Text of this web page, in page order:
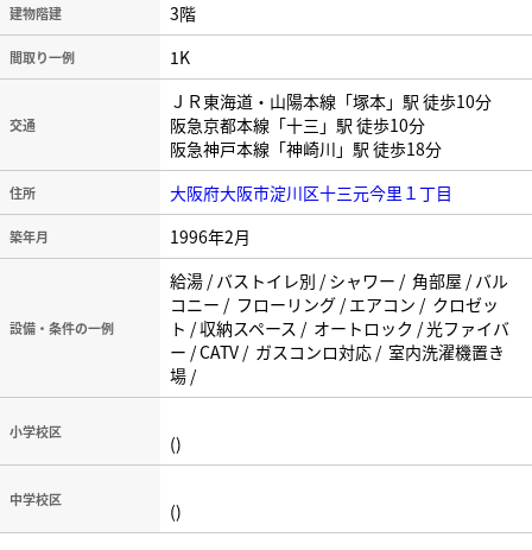
建物階建 3階
間取り一例 1K
交通
ＪＲ東海道・山陽本線「塚本」駅 徒歩10分
阪急京都本線「十三」駅 徒歩10分
阪急神戸本線「神崎川」駅 徒歩18分
住所 大阪府大阪市淀川区十三元今里１丁目
築年月 1996年2月
設備・条件の一例
給湯 / バストイレ別 / シャワー / 角部屋 / バル
コニー / フローリング / エアコン / クロゼッ
ト / 収納スペース / オートロック / 光ファイバ
ー / CATV / ガスコンロ対応 / 室内洗濯機置き
場 /
小学校区 ()
中学校区 ()